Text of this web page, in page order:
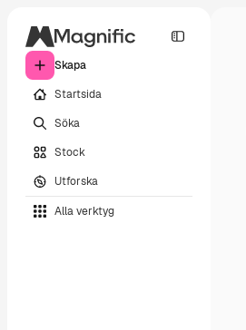
Skapa
Startsida
Söka
Stock
Utforska
Alla verktyg